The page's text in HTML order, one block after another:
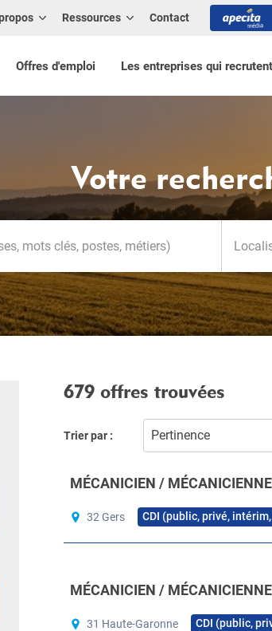
Offres d'emploi Les entreprises qui recrutent
Ressources Contact
Votre
679 offres trouvées
Trier par : Pertinence
MÉCANICIEN /
32 Gers CDI (public, privé,
MÉCANICIEN /
31 Haute-Garonne CDI (public,